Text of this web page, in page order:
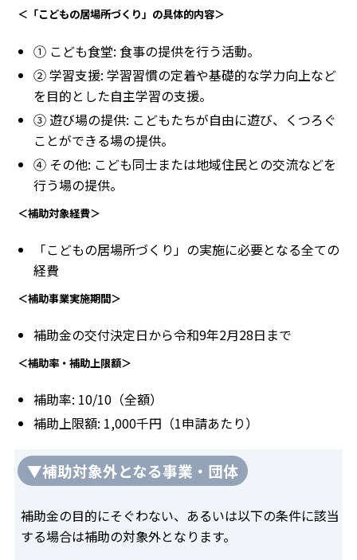
＜「こどもの居場所づくり」の具体的内容＞
① こども食堂: 食事の提供を行う活動。
② 学習支援: 学習習慣の定着や基礎的な学力向上など
を目的とした自主学習の支援。
③ 遊び場の提供: こどもたちが自由に遊び、くつろぐ
ことができる場の提供。
④ その他: こども同士または地域住民との交流などを
行う場の提供。
＜補助対象経費＞
「こどもの居場所づくり」の実施に必要となる全ての
経費
＜補助事業実施期間＞
補助金の交付決定日から令和9年2月28日まで
＜補助率・補助上限額＞
補助率: 10/10（全額）
補助上限額: 1,000千円（1申請あたり）
▼補助対象外となる事業・団体
補助金の目的にそぐわない、あるいは以下の条件に該当
する場合は補助の対象外となります。